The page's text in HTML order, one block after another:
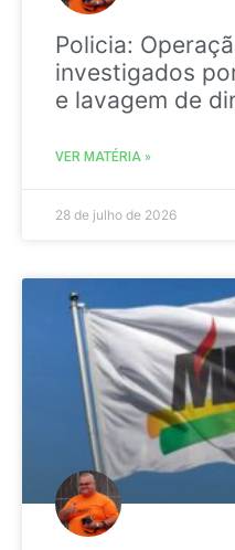
Policia:
investigados
e lavagem de
VER MATÉRIA »
28 de julho de 2026